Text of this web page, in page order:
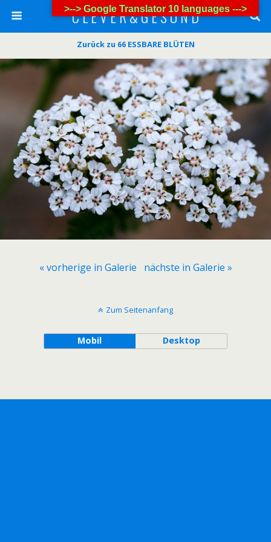
C L E V E R & G E S U N D
Zurück zu 66 ESSBARE BLÜTEN
« vorherige in Galerie nächste in Galerie »
Zum Seitenanfang
Mobil Desktop
>--> Google Translator 10 languages --->